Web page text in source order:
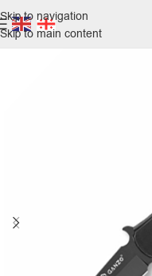
Skip to navigation
Skip to main content